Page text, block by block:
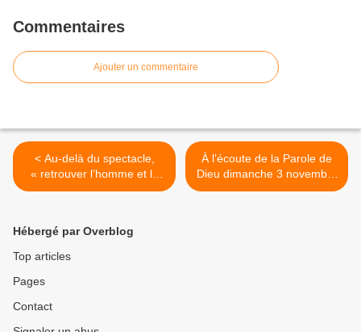
Commentaires
Ajouter un commentaire
< Au-delà du spectacle,
« retrouver l’homme et la
vie de l’esprit » (Gaston
À l’écoute de la Parole de
Dieu dimanche 3 novembre
>
Hébergé par Overblog
Top articles
Pages
Contact